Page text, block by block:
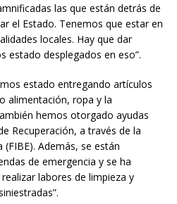
las que están detrás de
el Estado. Tenemos que estar en
locales. Hay que dar
estado desplegados en eso”.
estado entregando artículos
alimentación, ropa y la
hemos otorgado ayudas
Recuperación, a través de la
(FIBE). Además, se están
de emergencia y se ha
labores de limpieza y